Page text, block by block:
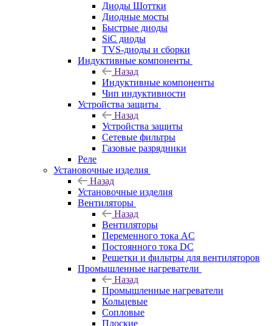
Диоды Шоттки
Диодные мосты
Быстрые диоды
SiC диоды
TVS-диоды и сборки
Индуктивные компоненты
Назад
Индуктивные компоненты
Чип индуктивности
Устройства защиты
Назад
Устройства защиты
Сетевые фильтры
Газовые разрядники
Реле
Установочные изделия
Назад
Установочные изделия
Вентиляторы
Назад
Вентиляторы
Переменного тока AC
Постоянного тока DC
Решетки и фильтры для вентиляторов
Промышленные нагреватели
Назад
Промышленные нагреватели
Кольцевые
Сопловые
Плоские